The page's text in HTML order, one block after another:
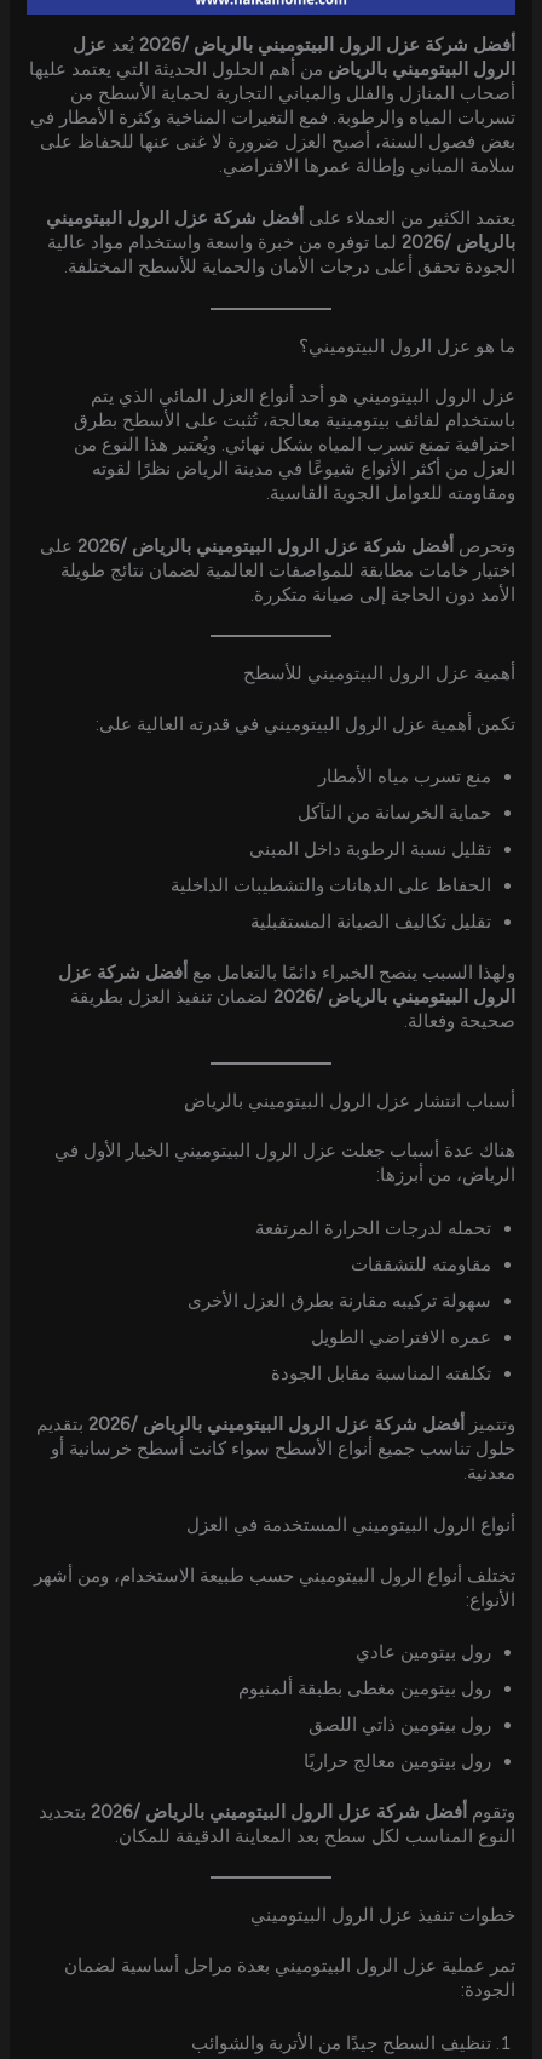
أفضل شركة عزل الرول البيتوميني بالرياض /2026 يُعد عزل
الرول البيتوميني بالرياض من أهم الحلول الحديثة التي يعتمد عليها
أصحاب المنازل والفلل والمباني التجارية لحماية الأسطح من
تسربات المياه والرطوبة. فمع التغيرات المناخية وكثرة الأمطار في
بعض فصول السنة، أصبح العزل ضرورة لا غنى عنها للحفاظ على
سلامة المباني وإطالة عمرها الافتراضي.
يعتمد الكثير من العملاء على أفضل شركة عزل الرول البيتوميني
بالرياض /2026
لما توفره من خبرة واسعة واستخدام مواد عالية
الجودة تحقق أعلى درجات الأمان والحماية للأسطح المختلفة.
ما هو عزل الرول البيتوميني؟
عزل الرول البيتوميني هو أحد أنواع العزل المائي الذي يتم
باستخدام لفائف بيتومينية معالجة، تُثبت على الأسطح بطرق
احترافية تمنع تسرب المياه بشكل نهائي. ويُعتبر هذا النوع من
العزل من أكثر الأنواع شيوعًا في مدينة الرياض نظرًا لقوته
ومقاومته للعوامل الجوية القاسية.
وتحرص أفضل شركة عزل الرول البيتوميني بالرياض /2026
على
اختيار خامات مطابقة للمواصفات العالمية لضمان نتائج طويلة
الأمد دون الحاجة إلى صيانة متكررة.
أهمية عزل الرول البيتوميني للأسطح
تكمن أهمية عزل الرول البيتوميني في قدرته العالية على:
منع تسرب مياه الأمطار
حماية الخرسانة من التآكل
تقليل نسبة الرطوبة داخل المبنى
الحفاظ على الدهانات والتشطيبات الداخلية
تقليل تكاليف الصيانة المستقبلية
ولهذا السبب ينصح الخبراء دائمًا بالتعامل مع أفضل شركة عزل
الرول البيتوميني بالرياض /2026
لضمان تنفيذ العزل بطريقة
صحيحة وفعالة.
أسباب انتشار عزل الرول البيتوميني بالرياض
هناك عدة أسباب جعلت عزل الرول البيتوميني الخيار الأول في
الرياض، من أبرزها:
تحمله لدرجات الحرارة المرتفعة
مقاومته للتشققات
سهولة تركيبه مقارنة بطرق العزل الأخرى
عمره الافتراضي الطويل
تكلفته المناسبة مقابل الجودة
وتتميز أفضل شركة عزل الرول البيتوميني بالرياض /2026
بتقديم
حلول تناسب جميع أنواع الأسطح سواء كانت أسطح خرسانية أو
معدنية.
أنواع الرول البيتوميني المستخدمة في العزل
تختلف أنواع الرول البيتوميني حسب طبيعة الاستخدام، ومن أشهر
الأنواع:
رول بيتومين عادي
رول بيتومين مغطى بطبقة ألمنيوم
رول بيتومين ذاتي اللصق
رول بيتومين معالج حراريًا
وتقوم أفضل شركة عزل الرول البيتوميني بالرياض /2026
بتحديد
النوع المناسب لكل سطح بعد المعاينة الدقيقة للمكان.
خطوات تنفيذ عزل الرول البيتوميني
تمر عملية عزل الرول البيتوميني بعدة مراحل أساسية لضمان
الجودة:
تنظيف السطح جيدًا من الأتربة والشوائب